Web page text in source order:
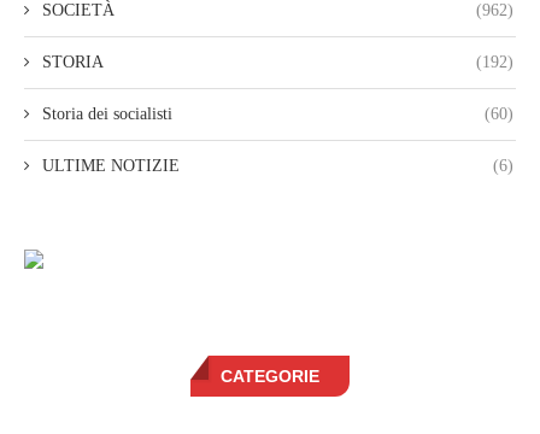
SOCIETÀ (962)
STORIA (192)
Storia dei socialisti (60)
ULTIME NOTIZIE (6)
CATEGORIE